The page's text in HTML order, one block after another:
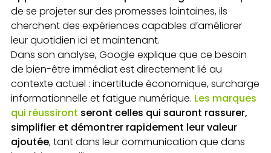
de se projeter sur des promesses lointaines, ils
cherchent des expériences capables d’améliorer
leur quotidien ici et maintenant.
Dans son analyse, Google explique que ce besoin
de bien-être immédiat est directement lié au
contexte actuel : incertitude économique, surcharge
informationnelle et fatigue numérique. Les marques
qui réussiront seront celles qui sauront rassurer,
simplifier et démontrer rapidement leur valeur
ajoutée, tant dans leur communication que dans